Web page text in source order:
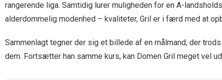
rangerende liga. Samtidig lurer muligheden for en A-
alderdommelig modenhed – kvaliteter, Gril er i færd med at
Sammenlagt tegner der sig et billede af en målmand, der
dem. Fortsætter han samme kurs, kan Domen Gril meget vel